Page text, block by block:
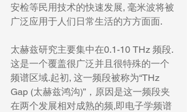
安检等民用技术的快速发展, 毫米波将被
广泛应用于人们日常生活的方方面面.
太赫兹研究主要集中在0.1-10 THz 频段.
这是一个覆盖很广泛并且很特殊的一个
频谱区域.起初, 这一频段被称为“THz
Gap (太赫兹鸿沟)”，原因是这一频段夹
在两个发展相对成熟的频,即电子学频谱